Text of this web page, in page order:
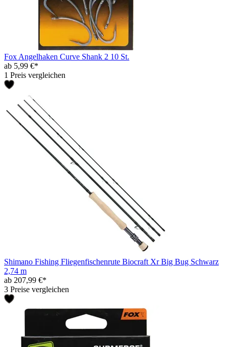
Fox Angelhaken Curve Shank 2 10 St.
ab 5,99 €*
1 Preis vergleichen
Shimano Fishing Fliegenfischenrute Biocraft Xr Big Bug Schwarz
2,74 m
ab 207,99 €*
3 Preise vergleichen